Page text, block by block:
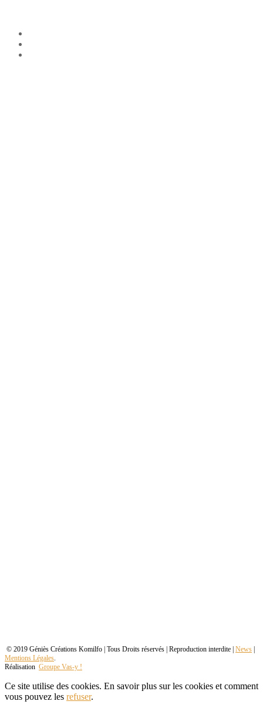
© 2019 Géniès Créations Komilfo | Tous Droits réservés | Reproduction interdite | News
Mentions Légales.
Réalisation Groupe Vas-y !
Ce site utilise des cookies. En savoir plus sur les cookies et comment
vous pouvez les refuser.